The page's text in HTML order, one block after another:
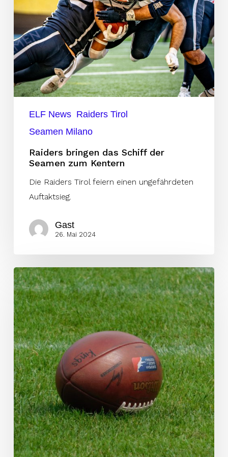
Kentern
ELF News Raiders Tirol
Seamen Milano
Raiders bringen das Schiff der
Seamen zum Kentern
Die Raiders Tirol feiern einen ungefährdeten
Auftaktsieg.
Gast
26. Mai 2024
Langjähriger
NFL
Head
Coach
unterstützt
ELF
Team